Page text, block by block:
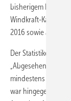
bisherigem
Windkraft-
2016 sowie alle
Der Statistikexperte
„Abgesehen vom
mindestens 2013
war hingegen mit